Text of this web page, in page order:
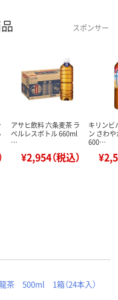
スポンサー
アサヒ飲料 六条麦茶 ラ
ベルレスボトル 660ml
…
¥2,954（税込）
キリンビ
ン さわ
600…
茶 500ml 1箱（24本入）